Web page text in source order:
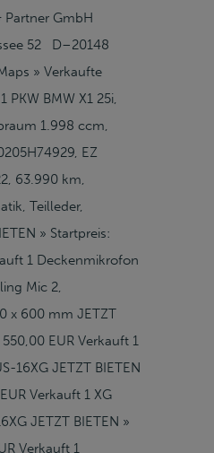
GmbH
52 D–20148
» Verkaufte
PKW BMW X1 25i,
1.998 ccm,
EZ
63.990 km,
Teilleder,
» Startpreis:
1 Deckenmikrofon
Mic 2,
x 600 mm JETZT
EUR Verkauft 1
16XG JETZT BIETEN
Verkauft 1 XG
JETZT BIETEN »
Verkauft 1